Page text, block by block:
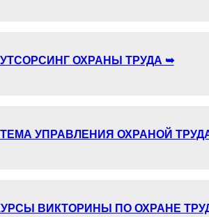
ОХРАНЫ ТРУДА ➥
УПРАВЛЕНИЯ ОХРАНОЙ
ВИКТОРИНЫ ПО ОХРАНЕ